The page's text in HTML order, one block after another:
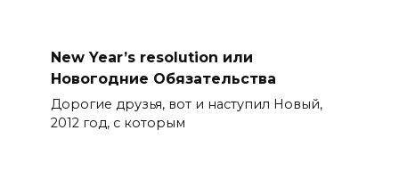
New Year’s resolution или
Новогодние Обязательства
Дорогие друзья, вот и наступил Новый,
2012 год, с которым